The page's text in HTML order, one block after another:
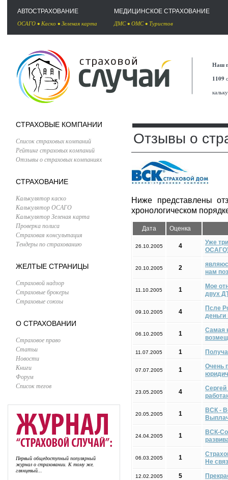
АВТОСТРАХОВАНИЕ
ОСАГО • Каско • Зеленая карта
МЕДИЦИНСКОЕ СТРАХОВАНИЕ
ДМС• ОМС• Туристов
Наш
1109
СТРАХОВЫЕ КОМПАНИИ
Список страховых компаний
Рейтинг страховых компаний
Отзывы о страховых компаниях
СТРАХОВАНИЕ
Калькулятор каско
Калькулятор ОСАГО
Калькулятор Зеленая карта
Проверка полиса
Страховая консультация
Тендеры по страхованию
ЖЕЛТЫЕ СТРАНИЦЫ
Страховой надзор
Страховые брокеры
Страховые союзы
О СТРАХОВАНИИ
Страховое право
Статьи
Новости
Книги
Форум
Список тегов
Первый общедоступный популярный
журнал о страховании. К тому же,
глянцевый...
Отзывы о
Ниже представлены
хронологическом
Дата Оценка
26.10.2005 4
Уже
20.10.2005 2
нам
11.10.2005 1
Мое
двух
09.10.2005 4
Псле
деньги
06.10.2005 1
Самая
11.07.2005 1
07.07.2005 1
Очень
23.05.2005 4
20.05.2005 1
ВСК -
24.04.2005 1
ВСК-
06.03.2005 1
Не
12.02.2005 5